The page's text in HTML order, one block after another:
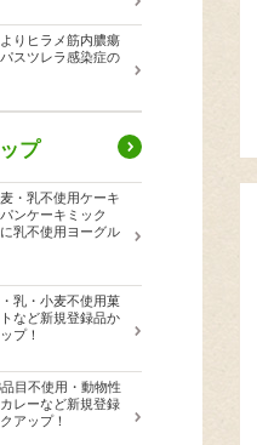
りヒラメ筋内膿瘍
スツレラ感染症の
プ
・乳不使用ケーキ
ンケーキミック
乳不使用ヨーグル
乳・小麦不使用菓
など新規登録品か
プ！
目不使用・動物性
レーなど新規登録
アップ！